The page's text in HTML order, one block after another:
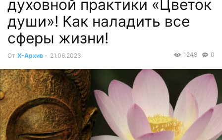
духовной практики «Цветок
души»! Как наладить все
сферы жизни!
От Х-Архив - 21.06.2023 0
1248